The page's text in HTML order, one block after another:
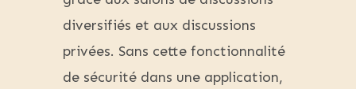
diversifiés et aux discussions
privées. Sans cette fonctionnalité
de sécurité dans une application,